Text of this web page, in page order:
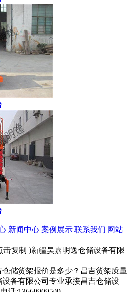
新闻中心 案例展示 联系我们 网站
击复制 )新疆昊嘉明逸仓储设备有限
储货架报价是多少？昌吉货架质量
备有限公司专业承接昌吉仓储设